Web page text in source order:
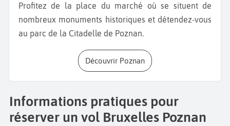
Profitez de la place du marché où se situent de
nombreux monuments historiques et détendez-vous
au parc de la Citadelle de Poznan.
Découvrir Poznan
Informations pratiques pour
réserver un vol Bruxelles Poznan